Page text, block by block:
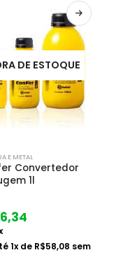
DE ESTOQUE
E METAL
Convertedor
1l
1x de R$58,08 sem